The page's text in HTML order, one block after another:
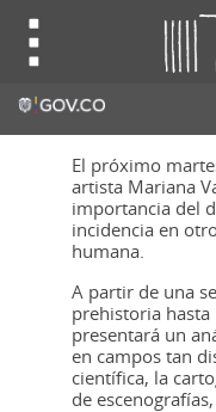
El próximo
artista Mariana
importancia del
incidencia en
humana.
A partir de una
prehistoria hasta
presentará un
en campos tan
científica, la
de